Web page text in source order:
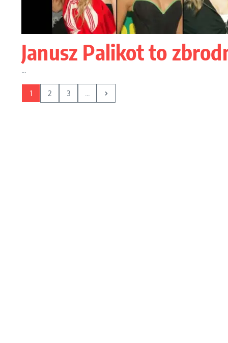
Janusz Palikot to
1 2 3